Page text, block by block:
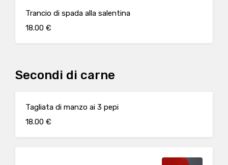
Trancio di spada alla salentina
18.00 €
Secondi di carne
Tagliata di manzo ai 3 pepi
18.00 €